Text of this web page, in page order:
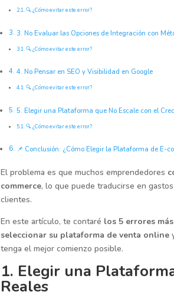
🔍 ¿Cómo evitar este error?
3. No Evaluar las Opciones de Integración con
🔍 ¿Cómo evitar este error?
4. No Pensar en SEO y Visibilidad en Google
🔍 ¿Cómo evitar este error?
5. Elegir una Plataforma que No Escale con el
🔍 ¿Cómo evitar este error?
📌 Conclusión: ¿Cómo Elegir la Plataforma de E-
El problema es que muchos emprendedores
commerce, lo que puede traducirse en
clientes.
En este artículo, te contaré los 5 errores
seleccionar su plataforma de venta online
tenga el mejor comienzo posible.
1. Elegir una
Reales